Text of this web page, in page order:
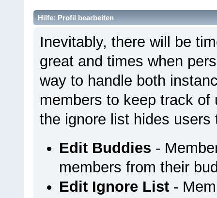
Hilfe: Profil bearbeiten
Inevitably, there will be
great and times when
way to handle both
members to keep track
the ignore list hides
Edit Buddies -
members from their
Edit Ignore List-